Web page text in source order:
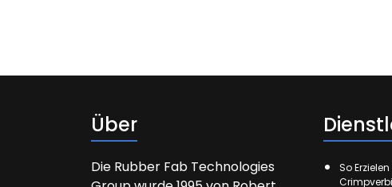
Über
Die Rubber Fab Technologies
So Erzielen